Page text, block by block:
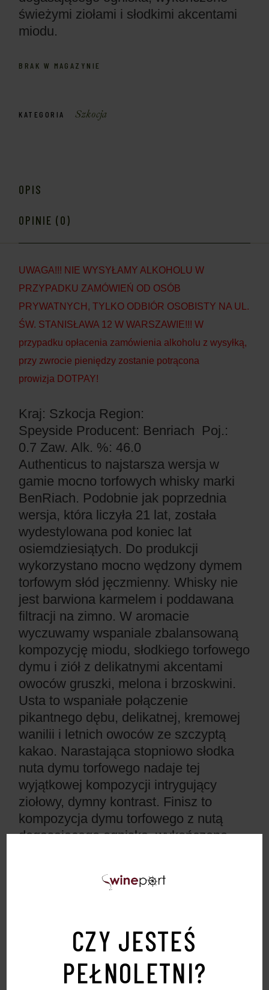
CZY JESTEŚ
PEŁNOLETNI?
świeżymi ziołami i słodkimi akcentami
miodu.
BRAK W MAGAZYNIE
KATEGORIA Szkocja
OPIS
OPINIE (0)
UWAGA!!! NIE WYSYŁAMY ALKOHOLU W
PRZYPADKU ZAMÓWIEŃ OD OSÓB
PRYWATNYCH, TYLKO ODBIÓR OSOBISTY NA UL.
ŚW. STANISŁAWA 12 W WARSZAWIE!!! W
przypadku opłacenia zamówienia alkoholu z wysyłką,
przy zwrocie pieniędzy zostanie potrącona
prowizja DOTPAY!
Kraj: Szkocja Region:
Speyside Producent: Benriach Poj.:
0.7 Zaw. Alk. %: 46.0
Authenticus to najstarsza wersja w
gamie mocno torfowych whisky marki
BenRiach. Podobnie jak poprzednia
wersja, która liczyła 21 lat, została
wydestylowana pod koniec lat
osiemdziesiątych. Do produkcji
wykorzystano mocno wędzony dymem
torfowym słód jęczmienny. Whisky nie
jest barwiona karmelem i poddawana
filtracji na zimno. W aromacie
wyczuwamy wspaniale zbalansowaną
kompozycję miodu, słodkiego torfowego
dymu i ziół z delikatnymi akcentami
owoców gruszki, melona i brzoskwini.
Usta to wspaniałe połączenie
pikantnego dębu, delikatnej, kremowej
wanilii i letnich owoców ze szczyptą
kakao. Narastająca stopniowo słodka
nuta dymu torfowego nadaje tej
wyjątkowej kompozycji intrygujący
ziołowy, dymny kontrast. Finisz to
kompozycja dymu torfowego z nutą
dogasającego ogniska, wykończone